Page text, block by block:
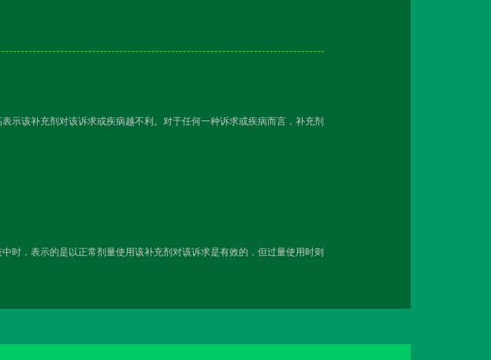
示该补充剂对该诉求或疾病越不利。对于任何一种诉求或疾病而言，补充剂
时，表示的是以正常剂量使用该补充剂对该诉求是有效的，但过量使用时则